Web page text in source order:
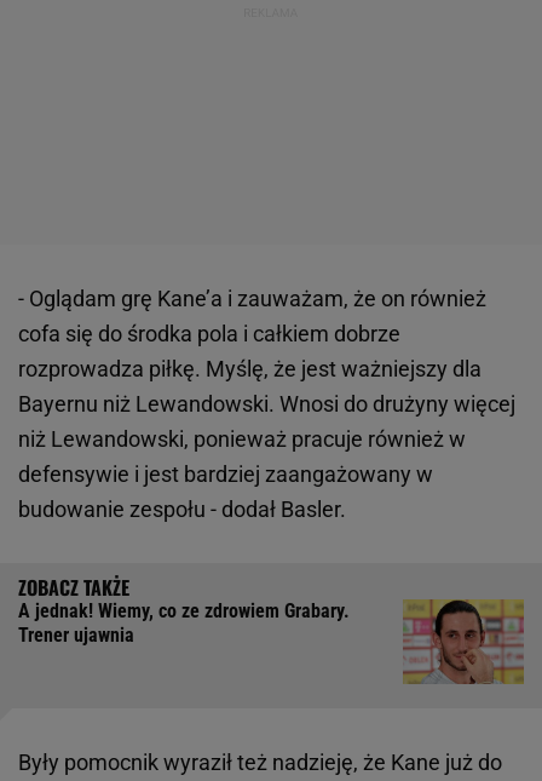
- Oglądam grę Kane’a i zauważam, że on również
cofa się do środka pola i całkiem dobrze
rozprowadza piłkę. Myślę, że jest ważniejszy dla
Bayernu niż Lewandowski. Wnosi do drużyny więcej
niż Lewandowski, ponieważ pracuje również w
defensywie i jest bardziej zaangażowany w
budowanie zespołu - dodał Basler.
A jednak! Wiemy, co ze zdrowiem Grabary.
Trener ujawnia
Były pomocnik wyraził też nadzieję, że Kane już do